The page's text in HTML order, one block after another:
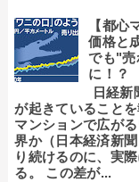
【都
価格と
でも"売
に！？
日経
が起きていること
マンションで広が
界か（日本経済新
り続けるのに、実
る。 この差が...